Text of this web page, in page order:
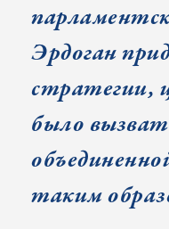
Эрдоган
стратегии,
было
таким